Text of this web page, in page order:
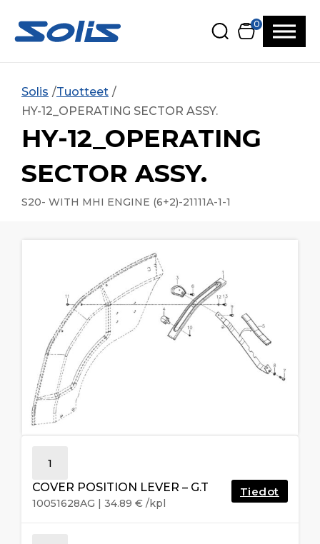
0
Solis
Tuotteet
HY-12_OPERATING SECTOR ASSY.
HY-12_OPERATING
SECTOR ASSY.
S20- WITH MHI ENGINE (6+2)-21111A-1-1
1
COVER POSITION LEVER – G.T
10051628AG | 34.89 € /kpl
Tiedot